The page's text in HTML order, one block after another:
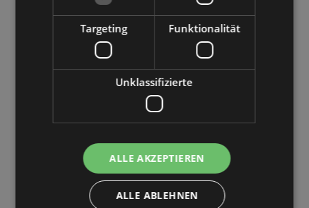
Targeting Funktionalität
Unklassifizierte
ALLE AKZEPTIEREN
ALLE ABLEHNEN